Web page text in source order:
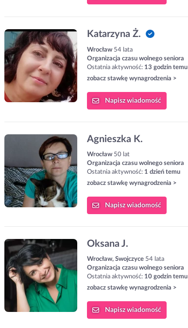
Katarzyna Ż.
Wrocław54 lata
Organizacja czasu wolnego seniora
Ostatnia aktywność: 13 godzin temu
zobacz stawkę wynagrodzenia >
Napiszwiadomość
Agnieszka K.
Wrocław50 lat
Organizacja czasu wolnego seniora
Ostatnia aktywność: 1 dzień temu
zobacz stawkę wynagrodzenia >
Napiszwiadomość
Oksana J.
Wrocław, Swojczyce 54 lata
Organizacja czasu wolnego seniora
Ostatnia aktywność: 10 godzin temu
zobacz stawkę wynagrodzenia >
Napiszwiadomość